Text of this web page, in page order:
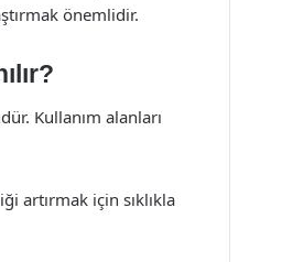
önemlidir.
Kullanım alanları
artırmak için sıklıkla